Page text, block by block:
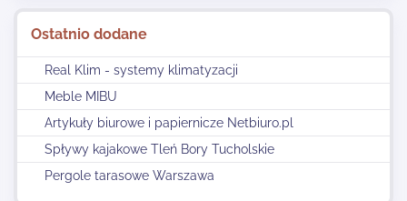
Ostatnio dodane
Real Klim - systemy klimatyzacji
Meble MIBU
Artykuły biurowe i papiernicze Netbiuro.pl
Spływy kajakowe Tleń Bory Tucholskie
Pergole tarasowe Warszawa